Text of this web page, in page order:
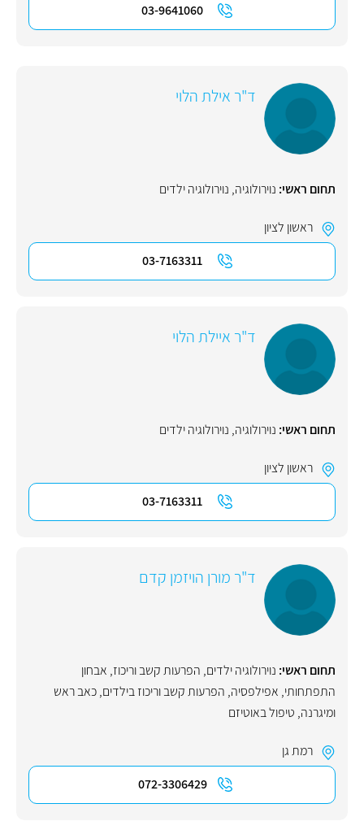
03-9641060
ד"ר אילת הלוי
תחום ראשי: נוירולוגיה, נוירולוגיה ילדים
ראשון לציון
03-7163311
ד"ר איילת הלוי
תחום ראשי: נוירולוגיה, נוירולוגיה ילדים
ראשון לציון
03-7163311
ד"ר מורן הויזמן קדם
תחום ראשי: נוירולוגיה ילדים, הפרעות קשב וריכוז, אבחון
התפתחותי, אפילפסיה, הפרעות קשב וריכוז בילדים,כאב ראש
ומיגרנה, טיפול באוטיזם
רמת גן
072-3306429